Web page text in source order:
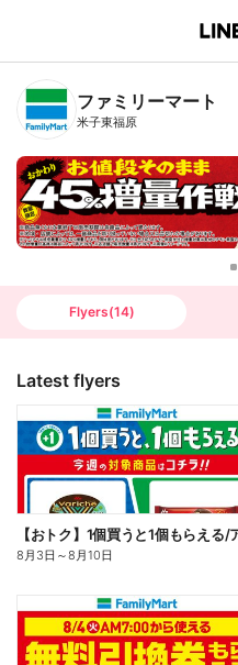
B
n
T
ファミリーマート
米子東福原
Flyers(14)
Latest flyers
8月3日 ～8月10日